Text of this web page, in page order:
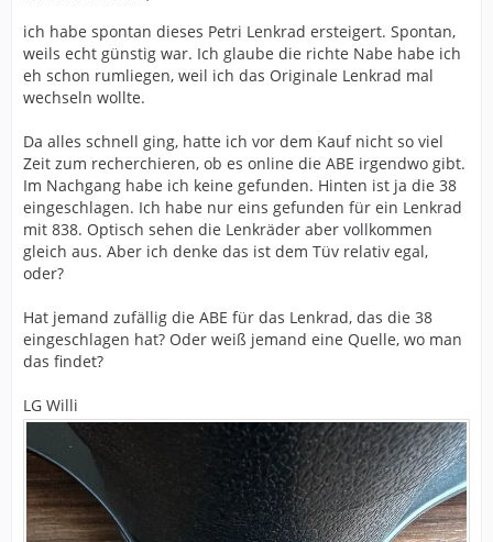
ich habe spontan dieses Petri Lenkrad ersteigert. Spontan,
weils echt günstig war. Ich glaube die richte Nabe habe ich
eh schon rumliegen, weil ich das Originale Lenkrad mal
wechseln wollte.
Da alles schnell ging, hatte ich vor dem Kauf nicht so viel
Zeit zum recherchieren, ob es online die ABE irgendwo gibt.
Im Nachgang habe ich keine gefunden. Hinten ist ja die 38
eingeschlagen. Ich habe nur eins gefunden für ein Lenkrad
mit 838. Optisch sehen die Lenkräder aber vollkommen
gleich aus. Aber ich denke das ist dem Tüv relativ egal,
oder?
Hat jemand zufällig die ABE für das Lenkrad, das die 38
eingeschlagen hat? Oder weiß jemand eine Quelle, wo man
das findet?
LG Willi